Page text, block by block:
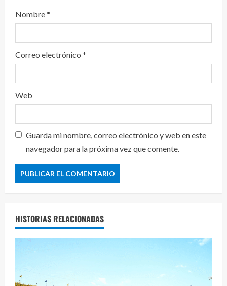
Nombre*
Correo electrónico *
Web
Guarda mi nombre, correo electrónico y web en este
navegador para la próxima vez que comente.
HISTORIAS RELACIONADAS